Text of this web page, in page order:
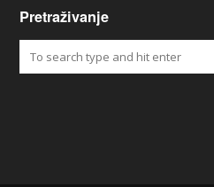
Pretraživanje